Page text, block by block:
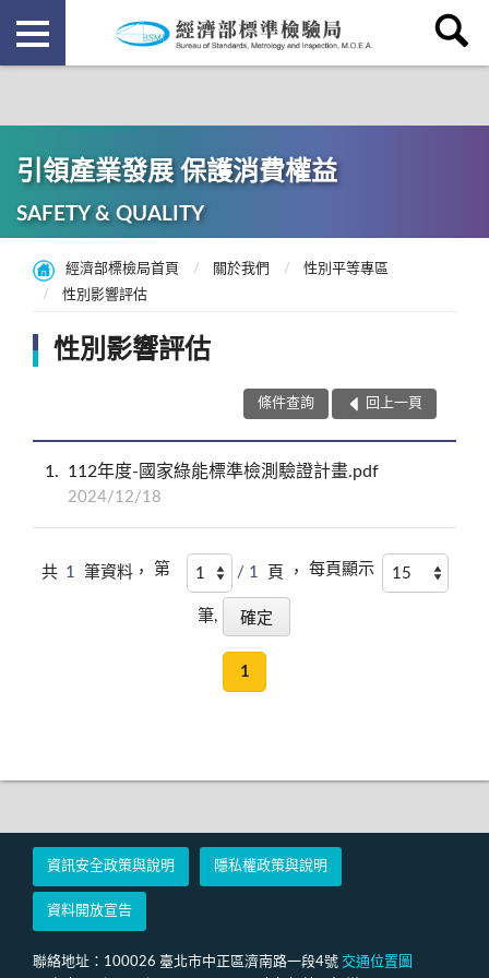
引領產業發展 保護消費權益
SAFETY & QUALITY
經濟部標檢局首頁 關於我們
性別平等專區
性別影響評估
性別影響評估
條件查詢 回上一頁
1 112年度-國家綠能標準檢測驗證計畫.pdf
2024/12/18
共 1 筆資料， 第 / 1 頁 ， 每頁顯示
筆,
1
資訊安全政策與說明 隱私權政策與說明
資料開放宣告
聯絡地址：100026 臺北市中正區濟南路一段4號 交通位置圖